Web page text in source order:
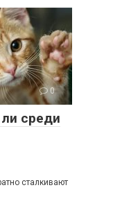
0
среди
сталкивают